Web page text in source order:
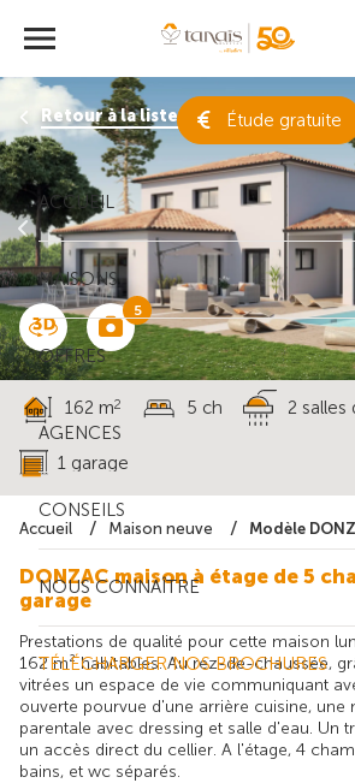
Étude gratuite
ACCUEIL
MAISONS
OFFRES
AGENCES
CONSEILS
NOUS CONNAÎTRE
TÉLÉCHARGER NOS BROCHURES
Accueil Maison neuve Modèle
DONZAC maison à étage de 5
garage
Prestations de qualité pour cette maison
162 m² habitables. Au rez-de-chaussée,
vitrées un espace de vie communiquant
ouverte pourvue d'une arrière cuisine, une
parentale avec dressing et salle d'eau. Un
un accès direct du cellier. A l'étage, 4
bains, et wc séparés.
Retour à la liste des résultats
5
162 m2 5 ch 2 salles
1 garage